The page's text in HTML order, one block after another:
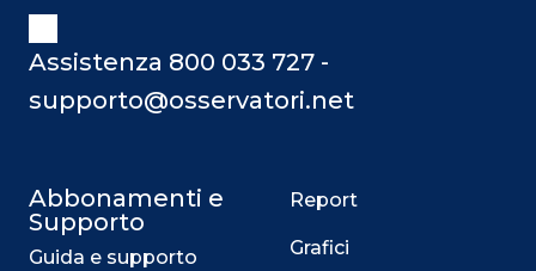
Assistenza 800 033 727 -
supporto@osservatori.net
Abbonamenti e
Supporto
Guida e supporto
Report
Grafici